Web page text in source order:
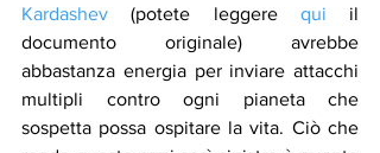
Kardashev (potete leggere qui il
documento originale) avrebbe
abbastanza energia per inviare attacchi
multipli contro ogni pianeta che
sospetta possa ospitare la vita. Ciò che